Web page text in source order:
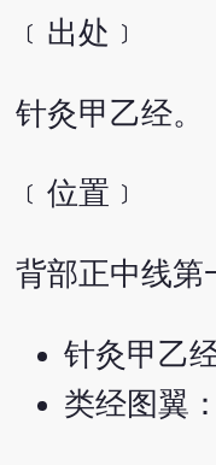
﹝出处﹞
针灸甲乙经。
﹝位置﹞
背部正中线第
针灸甲乙
类经图翼